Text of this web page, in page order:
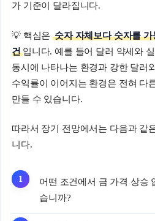
가 기준이 달라집니다.
💡 핵심은숫자 자체보다 숫자를
건입니다. 예를 들어 달러 약세와
동시에 나타나는 환경과 강한 달러
수익률이 이어지는 환경은 전혀 다
만들 수 있습니다.
따라서 장기 전망에서는 다음과 같
니다.
어떤 조건에서 금 가격 상승
습니까?